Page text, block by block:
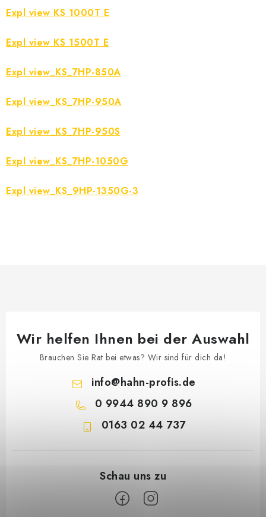
Expl view KS 1000T E
Expl view KS 1500T E
Expl view_KS_7HP-850A
Expl view_KS_7HP-950A
Expl view_KS_7HP-950S
Expl view_KS_7HP-1050G
Expl view_KS_9HP-1350G-3
Wir helfen Ihnen bei der Auswahl
Brauchen Sie Rat bei etwas? Wir sind für dich da!
info@hahn-profis.de
0 9944 890 9 896
0163 02 44 737